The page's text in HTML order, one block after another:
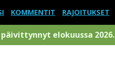
KOMMENTIT RAJOITUKSET
päivittynnyt elokuussa 2026.